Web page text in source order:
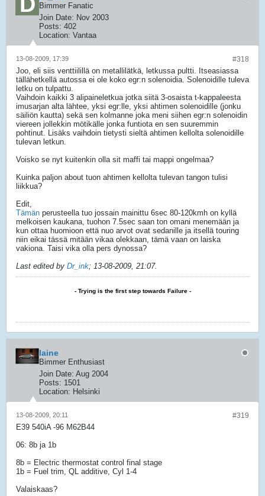
Bimmer Fanatic
Join Date: Nov 2003
Posts: 402
Location: Vantaa
#318
13-08-2009, 17:39
Joo, eli siis venttiilillä on metallilätkä, letkussa pultti. Itseasiassa
tällähetkellä autossa ei ole koko egr:n solenoidia. Solenoidille tuleva
letku on tulpattu.
Vaihdoin kaikki 3 alipaineletkua jotka siitä 3-osaista t-kappaleesta
imusarjan alta lähtee, yksi egr:lle, yksi ahtimen solenoidille (jonku
säiliön kautta) sekä sen kolmanne joka meni siihen egr:n solenoidin
viereen jollekkin mötikälle jonka funtiota en sen suuremmin
pohtinut. Lisäks vaihdoin tietysti sieltä ahtimen kellolta solenoidille
tulevan letkun.
Voisko se nyt kuitenkin olla sit maffi tai mappi ongelmaa?
Kuinka paljon about tuon ahtimen kellolta tulevan tangon tulisi
liikkua?
Edit,
Tämän perusteella tuo jossain mainittu 6sec 80-120kmh on kyllä
melkoisen kaukana, tuohon 7.5sec saan ton omani menemään ja
kun ottaa huomioon että nuo arvot ovat sedanille ja itsellä touring
niin eikai tässä mitään vikaa olekkaan, tämä vaan on laiska
vakiona. Taisi vika olla pers dynossa?
Last edited by Dr_ink; 13-08-2009, 21:07.
- Trying is the first step towards Failure -
laine
Bimmer Enthusiast
Join Date: Aug 2004
Posts: 1501
Location: Helsinki
#319
13-08-2009, 20:11
E39 540iA -96 M62B44
06: 8b ja 1b
8b = Electric thermostat control final stage
1b = Fuel trim, QL additive, Cyl 1-4
Valaiskaas?